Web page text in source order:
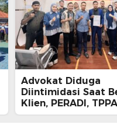
Advokat Diduga
Diintimidasi Saat
Klien, PERADI,
IKADIN Kompak